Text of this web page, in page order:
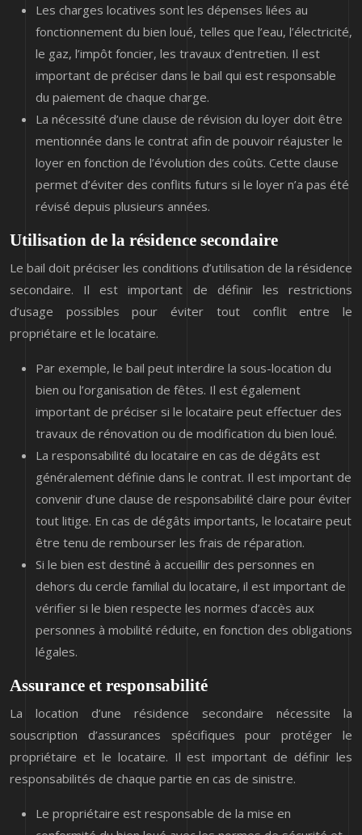
Les charges locatives sont les dépenses liées au
fonctionnement du bien loué, telles que l’eau, l’électricité,
le gaz, l’impôt foncier, les travaux d’entretien. Il est
important de préciser dans le bail qui est responsable
du paiement de chaque charge.
La nécessité d’une clause de révision du loyer doit être
mentionnée dans le contrat afin de pouvoir réajuster le
loyer en fonction de l’évolution des coûts. Cette clause
permet d’éviter des conflits futurs si le loyer n’a pas été
révisé depuis plusieurs années.
Utilisation de la résidence secondaire
Le bail doit préciser les conditions d’utilisation de la résidence
secondaire. Il est important de définir les restrictions
d’usage possibles pour éviter tout conflit entre le
propriétaire et le locataire.
Par exemple, le bail peut interdire la sous-location du
bien ou l’organisation de fêtes. Il est également
important de préciser si le locataire peut effectuer des
travaux de rénovation ou de modification du bien loué.
La responsabilité du locataire en cas de dégâts est
généralement définie dans le contrat. Il est important de
convenir d’une clause de responsabilité claire pour éviter
tout litige. En cas de dégâts importants, le locataire peut
être tenu de rembourser les frais de réparation.
Si le bien est destiné à accueillir des personnes en
dehors du cercle familial du locataire, il est important de
vérifier si le bien respecte les normes d’accès aux
personnes à mobilité réduite, en fonction des obligations
légales.
Assurance et responsabilité
La location d’une résidence secondaire nécessite la
souscription d’assurances spécifiques pour protéger le
propriétaire et le locataire. Il est important de définir les
responsabilités de chaque partie en cas de sinistre.
Le propriétaire est responsable de la mise en